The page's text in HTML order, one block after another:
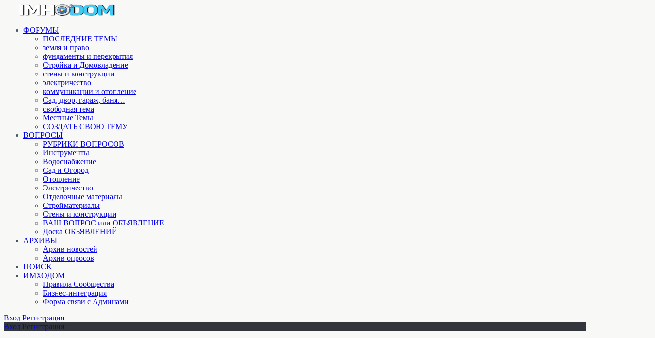
ФОРУМЫ
ПОСЛЕДНИЕ ТЕМЫ
земля и право
фундаменты и перекрытия
Стройка и Домовладение
стены и конструкции
электричество
коммуникации и отопление
Cад, двор, гараж, баня…
свободная тема
Местные Темы
СОЗДАТЬ СВОЮ ТЕМУ
ВОПРОСЫ
РУБРИКИ ВОПРОСОВ
Инструменты
Водоснабжение
Сад и Огород
Отопление
Электричество
Отделочные материалы
Стройматериалы
Стены и конструкции
ВАШ ВОПРОС или ОБЪЯВЛЕНИЕ
Доска ОБЪЯВЛЕНИЙ
АРХИВЫ
Архив новостей
Архив опросов
ПОИСК
ИМХОДОМ
Правила Сообщества
Бизнес-интеграция
Форма связи с Админами
Вход Регистрация
Вход Регистрация